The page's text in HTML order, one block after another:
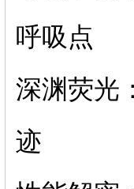
呼吸点
深渊荧光
迹